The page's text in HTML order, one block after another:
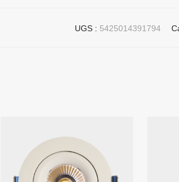
UGS : 5425014391794